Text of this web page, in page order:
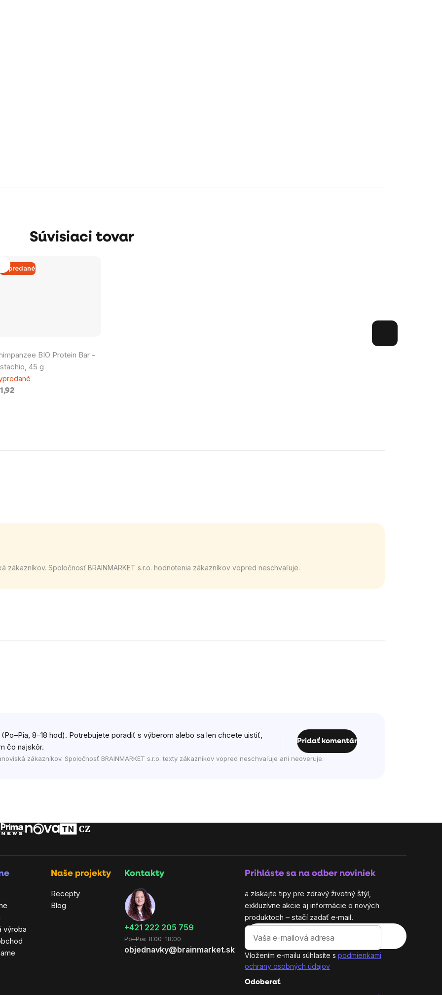
Súvisiaci tovar
Vypredané
BIO Protein Bar -
45 g
Spoločnosť BRAINMARKET s.r.o. hodnotenia zákazníkov vopred neschvaľuje.
8–18 hod). Potrebujete poradiť s výberom alebo sa len chcete uistiť,
čo najskôr.
Pridať komentár
zákazníkov. Spoločnosť BRAINMARKET s.r.o. texty zákazníkov vopred neschvaľuje ani neoveruje.
výroba
Naše projekty
Recepty
Blog
Kontakty
+421 222 205 759
Po–Pia: 8:00–18:00
objednavky@brainmarket.sk
Prihláste sa na odber noviniek
a získajte tipy pre zdravý životný štýl,
exkluzívne akcie aj informácie o nových
produktoch – stačí zadať e‑mail.
Vložením e-mailu súhlasíte s podmienkami
ochrany osobných údajov
Odoberať